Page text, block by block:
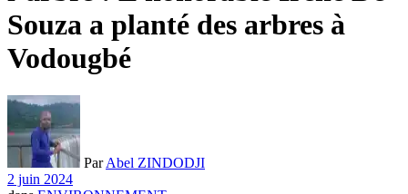
Souza a planté des arbres à
Vodougbé
Par Abel ZINDODJI
2 juin 2024